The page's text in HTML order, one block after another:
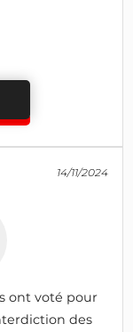
14/11/2024
ont voté pour
des